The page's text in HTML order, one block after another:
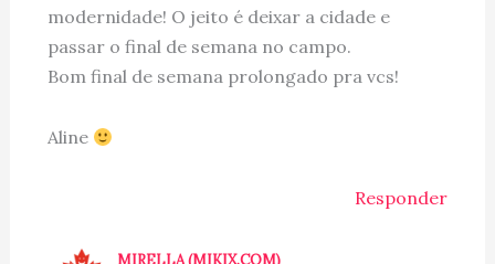
modernidade! O jeito é deixar a cidade e
passar o final de semana no campo.
Bom final de semana prolongado pra vcs!
Aline
Responder